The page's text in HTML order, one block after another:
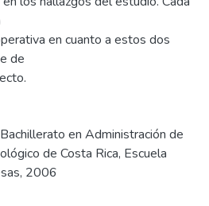
en cuanto a estos dos
de
en Administración de
de Costa Rica, Escuela
2006